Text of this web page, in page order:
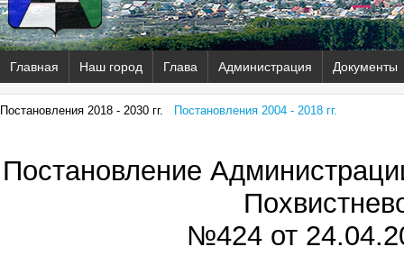
Главная Наш город Глава Администрация Документы
Постановления 2018 - 2030 гг. Постановления 2004 - 2018 гг.
Постановление
№424 от